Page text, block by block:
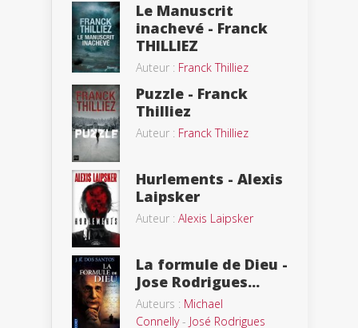
Le Manuscrit
inachevé - Franck
THILLIEZ
Auteur : Franck Thilliez
Puzzle - Franck
Thilliez
Auteur : Franck Thilliez
Hurlements - Alexis
Laipsker
Auteur : Alexis Laipsker
La formule de Dieu -
Jose Rodrigues...
Auteurs : Michael
Connelly- José Rodrigues